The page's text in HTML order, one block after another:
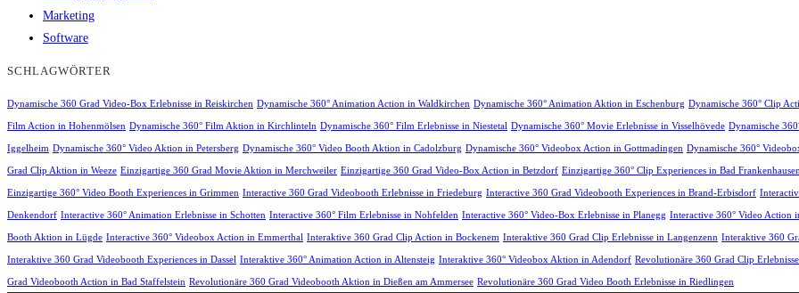
Marketing
Software
SCHLAGWÖRTER
Dynamische 360 Grad Video-Box Erlebnisse in Reiskirchen Dynamische 360° Animation Action in Waldkirchen Dynamische 360° Animation Aktion in Eschenburg Dynamische 360° Clip
Film Action in Hohenmölsen Dynamische 360° Film Aktion in Kirchlinteln Dynamische 360° Film Erlebnisse in Niestetal Dynamische 360° Movie Erlebnisse in Visselhövede Dynamische
Iggelheim Dynamische 360° Video Aktion in Petersberg Dynamische 360° Video Booth Aktion in Cadolzburg Dynamische 360° Videobox Action in Gottmadingen Dynamische 360°
Grad Clip Aktion in Weeze Einzigartige 360 Grad Movie Aktion in Merchweiler Einzigartige 360 Grad Video-Box Action in Betzdorf Einzigartige 360° Clip Experiences in Bad
Einzigartige 360° Video Booth Experiences in Grimmen Interactive 360 Grad Videobooth Erlebnisse in Friedeburg Interactive 360 Grad Videobooth Experiences in Brand-Erbisdorf
Denkendorf Interactive 360° Animation Erlebnisse in Schotten Interactive 360° Film Erlebnisse in Nohfelden Interactive 360° Video-Box Erlebnisse in Planegg Interactive 360° Video Action
Booth Aktion in Lügde Interactive 360° Videobox Action in Emmerthal Interaktive 360 Grad Clip Action in Bockenem Interaktive 360 Grad Clip Erlebnisse in Langenzenn Interaktive 360
Interaktive 360 Grad Videobooth Experiences in Dassel Interaktive 360° Animation Action in Altensteig Interaktive 360° Videobox Aktion in Adendorf Revolutionäre 360 Grad Clip
Grad Videobooth Action in Bad Staffelstein Revolutionäre 360 Grad Videobooth Aktion in Dießen am Ammersee Revolutionäre 360 Grad Video Booth Erlebnisse in Riedlingen